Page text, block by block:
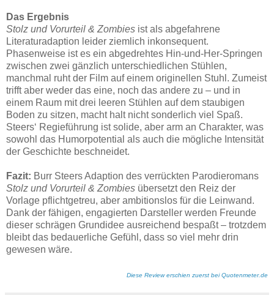
Das Ergebnis
Stolz und Vorurteil & Zombies ist als abgefahrene
Literaturadaption leider ziemlich inkonsequent.
Phasenweise ist es ein abgedrehtes Hin-und-Her-Springen
zwischen zwei gänzlich unterschiedlichen Stühlen,
manchmal ruht der Film auf einem originellen Stuhl. Zumeist
trifft aber weder das eine, noch das andere zu – und in
einem Raum mit drei leeren Stühlen auf dem staubigen
Boden zu sitzen, macht halt nicht sonderlich viel Spaß.
Steers‘ Regieführung ist solide, aber arm an Charakter, was
sowohl das Humorpotential als auch die mögliche Intensität
der Geschichte beschneidet.
Fazit: Burr Steers Adaption des verrückten Parodieromans
Stolz und Vorurteil & Zombies übersetzt den Reiz der
Vorlage pflichtgetreu, aber ambitionslos für die Leinwand.
Dank der fähigen, engagierten Darsteller werden Freunde
dieser schrägen Grundidee ausreichend bespaßt – trotzdem
bleibt das bedauerliche Gefühl, dass so viel mehr drin
gewesen wäre.
Diese Review erschien zuerst bei Quotenmeter.de